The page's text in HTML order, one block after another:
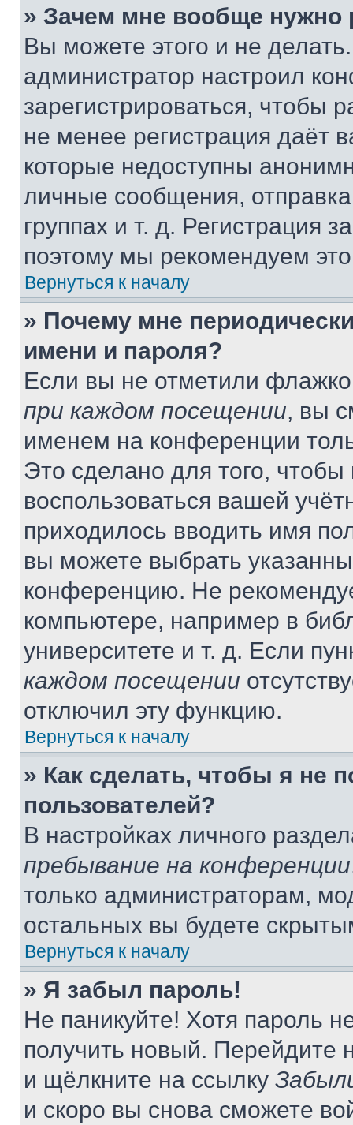
» Зачем мне вообще нужно
Вы можете этого и не
администратор настроил
зарегистрироваться, чтобы
не менее регистрация даёт
которые недоступны
личные сообщения,
группах и т. д. Регистрация
поэтому мы рекомендуем
Вернуться к началу
» Почему мне
имени и пароля?
Если вы не отметили
при каждом посещении, вы
именем на конференции
Это сделано для того, чтобы
воспользоваться вашей
приходилось вводить имя
вы можете выбрать
конференцию. Не
компьютере, например в
университете и т. д. Если
каждом посещении
отключил эту функцию.
Вернуться к началу
» Как сделать, чтобы я не
пользователей?
В настройках личного
пребывание на конференции
только администраторам,
остальных вы будете
Вернуться к началу
» Я забыл пароль!
Не паникуйте! Хотя пароль
получить новый. Перейдите
и щёлкните на ссылку
и скоро вы снова сможете